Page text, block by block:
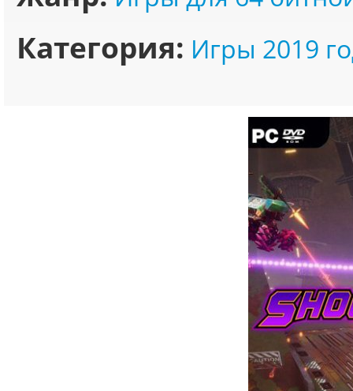
Категория: Игры 2019